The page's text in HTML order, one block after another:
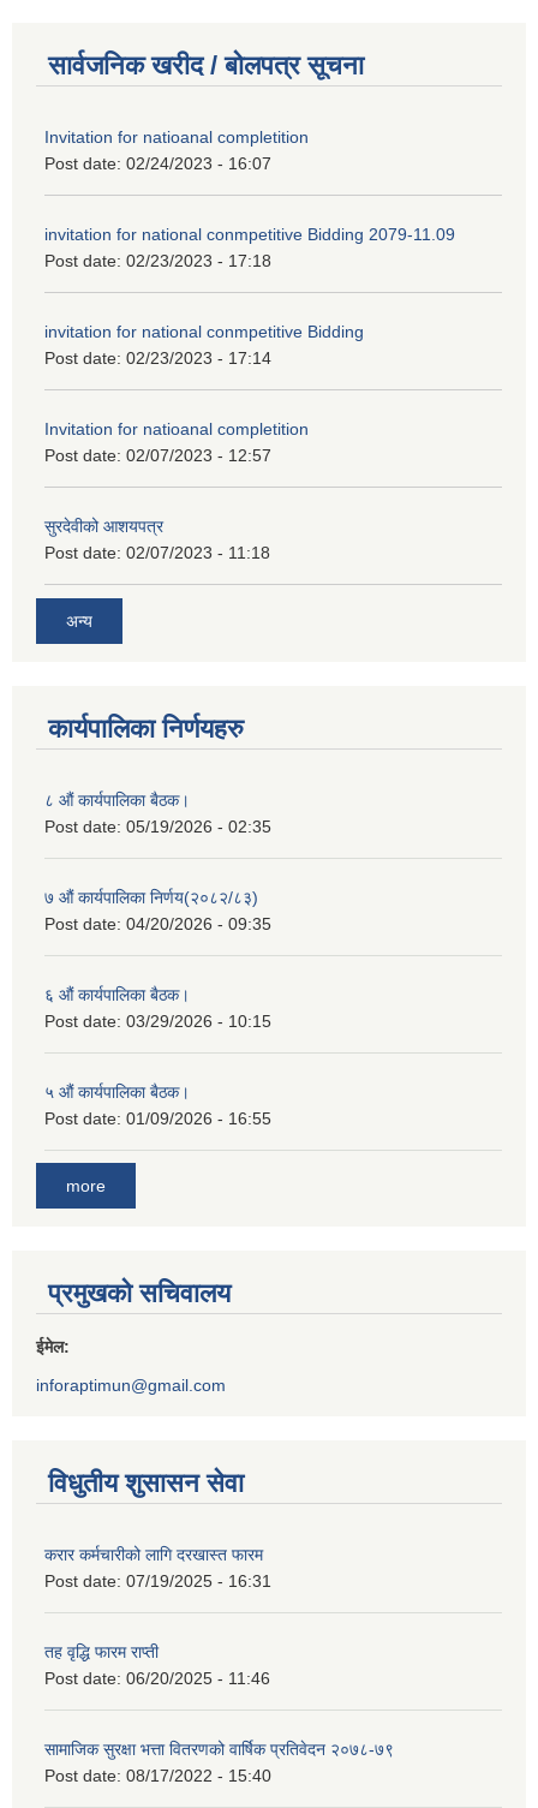
सार्वजनिक खरीद / बोलपत्र सूचना
Invitation for natioanal completition
Post date: 02/24/2023 - 16:07
invitation for national conmpetitive Bidding 2079-11.09
Post date: 02/23/2023 - 17:18
invitation for national conmpetitive Bidding
Post date: 02/23/2023 - 17:14
Invitation for natioanal completition
Post date: 02/07/2023 - 12:57
सुरदेवीको आशयपत्र
Post date: 02/07/2023 - 11:18
अन्य
कार्यपालिका निर्णयहरु
८ औं कार्यपालिका बैठक।
Post date: 05/19/2026 - 02:35
७ औं कार्यपालिका निर्णय(२०८२/८३)
Post date: 04/20/2026 - 09:35
६ औं कार्यपालिका बैठक।
Post date: 03/29/2026 - 10:15
५ औं कार्यपालिका बैठक।
Post date: 01/09/2026 - 16:55
more
प्रमुखको सचिवालय
ईमेल:
inforaptimun@gmail.com
विधुतीय शुसासन सेवा
करार कर्मचारीको लागि दरखास्त फारम
Post date: 07/19/2025 - 16:31
तह वृद्धि फारम राप्ती
Post date: 06/20/2025 - 11:46
सामाजिक सुरक्षा भत्ता वितरणको वार्षिक प्रतिवेदन २०७८-७९
Post date: 08/17/2022 - 15:40